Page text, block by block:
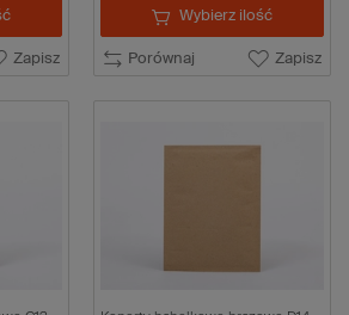
Zapisz Porównaj Zapisz
Wybierz ilość